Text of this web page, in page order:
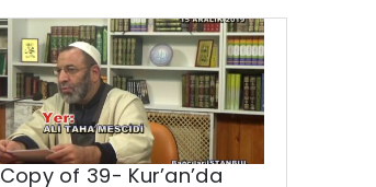
Copy of 39- Kur’an’da